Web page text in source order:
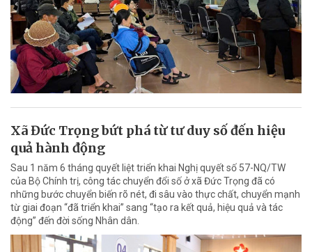
Xã Đức Trọng bứt phá từ tư duy số đến hiệu
quả hành động
Sau 1 năm 6 tháng quyết liệt triển khai Nghị quyết số 57-NQ/TW
của Bộ Chính trị, công tác chuyển đổi số ở xã Đức Trọng đã có
những bước chuyển biến rõ nét, đi sâu vào thực chất, chuyển mạnh
từ giai đoạn “đã triển khai” sang “tạo ra kết quả, hiệu quả và tác
động” đến đời sống Nhân dân.